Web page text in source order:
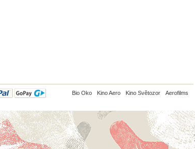
Bio Oko Kino Aero Kino Světozor Aerofilms